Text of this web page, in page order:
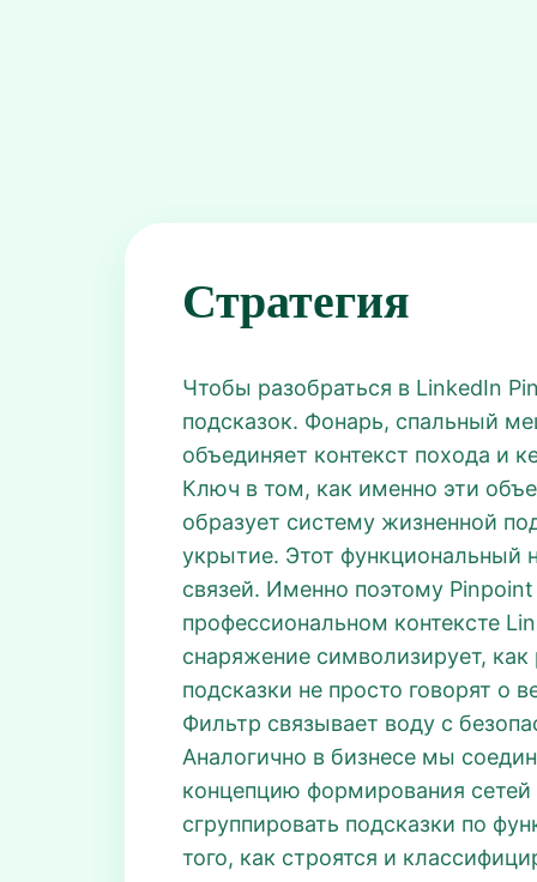
Стратегия
Чтобы разобраться в LinkedIn
подсказок. Фонарь, спальный
объединяет контекст похода и
Ключ в том, как именно эти
образует систему жизненной
укрытие. Этот функциональный
связей. Именно поэтому
профессиональном контексте
снаряжение символизирует,
подсказки не просто говорят о
Фильтр связывает воду с
Аналогично в бизнесе мы
концепцию формирования
сгруппировать подсказки по
того, как строятся и